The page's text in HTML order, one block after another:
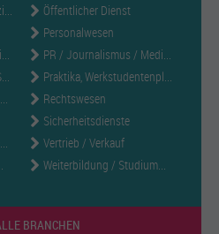
Öffentlicher Dienst
Personalwesen
PR / Journalismus / Medi...
Praktika, Werkstudentenpl...
Rechtswesen
Sicherheitsdienste
Vertrieb / Verkauf
Weiterbildung / Studium...
BRANCHEN